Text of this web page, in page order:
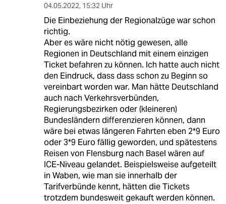
04.05.2022, 15:32 Uhr
Die Einbeziehung der Regionalzüge war schon
richtig.
Aber es wäre nicht nötig gewesen, alle
Regionen in Deutschland mit einem einzigen
Ticket befahren zu können. Ich hatte auch nicht
den Eindruck, dass dass schon zu Beginn so
vereinbart worden war. Man hätte Deutschland
auch nach Verkehrsverbünden,
Regierungsbezirken oder (kleineren)
Bundesländern differenzieren können, dann
wäre bei etwas längeren Fahrten eben 2*9 Euro
oder 3*9 Euro fällig geworden, und spätestens
Reisen von Flensburg nach Basel wären auf
ICE-Niveau gelandet. Beispielsweise aufgeteilt
in Waben, wie man sie innerhalb der
Tarifverbünde kennt, hätten die Tickets
trotzdem bundesweit gekauft werden können.